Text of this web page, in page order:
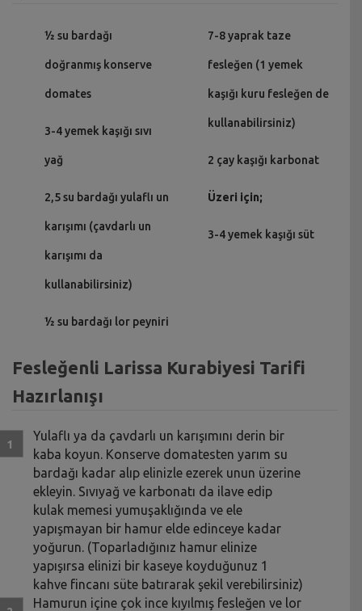
½ su bardağı
doğranmış konserve
domates
3-4 yemek kaşığı sıvı
yağ
2,5 su bardağı yulaflı un
karışımı (çavdarlı un
karışımı da
kullanabilirsiniz)
½ su bardağı lor peyniri
7-8 yaprak taze
fesleğen (1 yemek
kaşığı kuru fesleğen de
kullanabilirsiniz)
2 çay kaşığı karbonat
Üzeri için;
3-4 yemek kaşığı süt
Fesleğenli Larissa Kurabiyesi Tarifi
Hazırlanışı
Yulaflı ya da çavdarlı un karışımını derin bir
kaba koyun. Konserve domatesten yarım su
bardağı kadar alıp elinizle ezerek unun üzerine
ekleyin. Sıvıyağ ve karbonatı da ilave edip
kulak memesi yumuşaklığında ve ele
yapışmayan bir hamur elde edinceye kadar
yoğurun. (Toparladığınız hamur elinize
yapışırsa elinizi bir kaseye koyduğunuz 1
kahve fincanı süte batırarak şekil verebilirsiniz)
Hamurun içine çok ince kıyılmış fesleğen ve lor